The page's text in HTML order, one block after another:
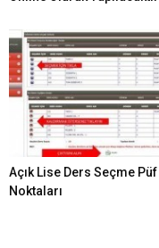
Açık Lise Ders Seçme Püf
Noktaları